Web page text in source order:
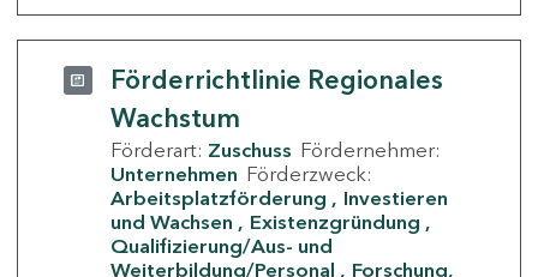
Förderrichtlinie Regionales
Wachstum
Förderart: Zuschuss Fördernehmer:
Unternehmen Förderzweck:
Arbeitsplatzförderung
Investieren
und Wachsen
Existenzgründung
Qualifizierung/Aus- und
Weiterbildung/Personal
Forschung,